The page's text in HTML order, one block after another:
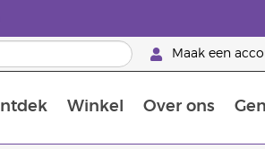
Maak een
Winkel Over ons